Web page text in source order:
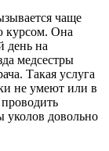
чаще
курсом. Она
день на
медсестры
Такая услуга
не умеют или в
уколов довольно